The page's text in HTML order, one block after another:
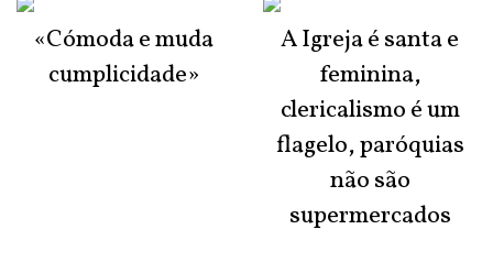
«Cómoda e muda
cumplicidade»
A Igreja é santa e
feminina,
clericalismo é um
flagelo, paróquias
não são
supermercados